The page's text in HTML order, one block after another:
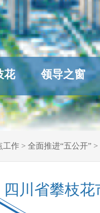
花 领导之窗
工作 > 全面推进“五公开” >
四川省攀枝